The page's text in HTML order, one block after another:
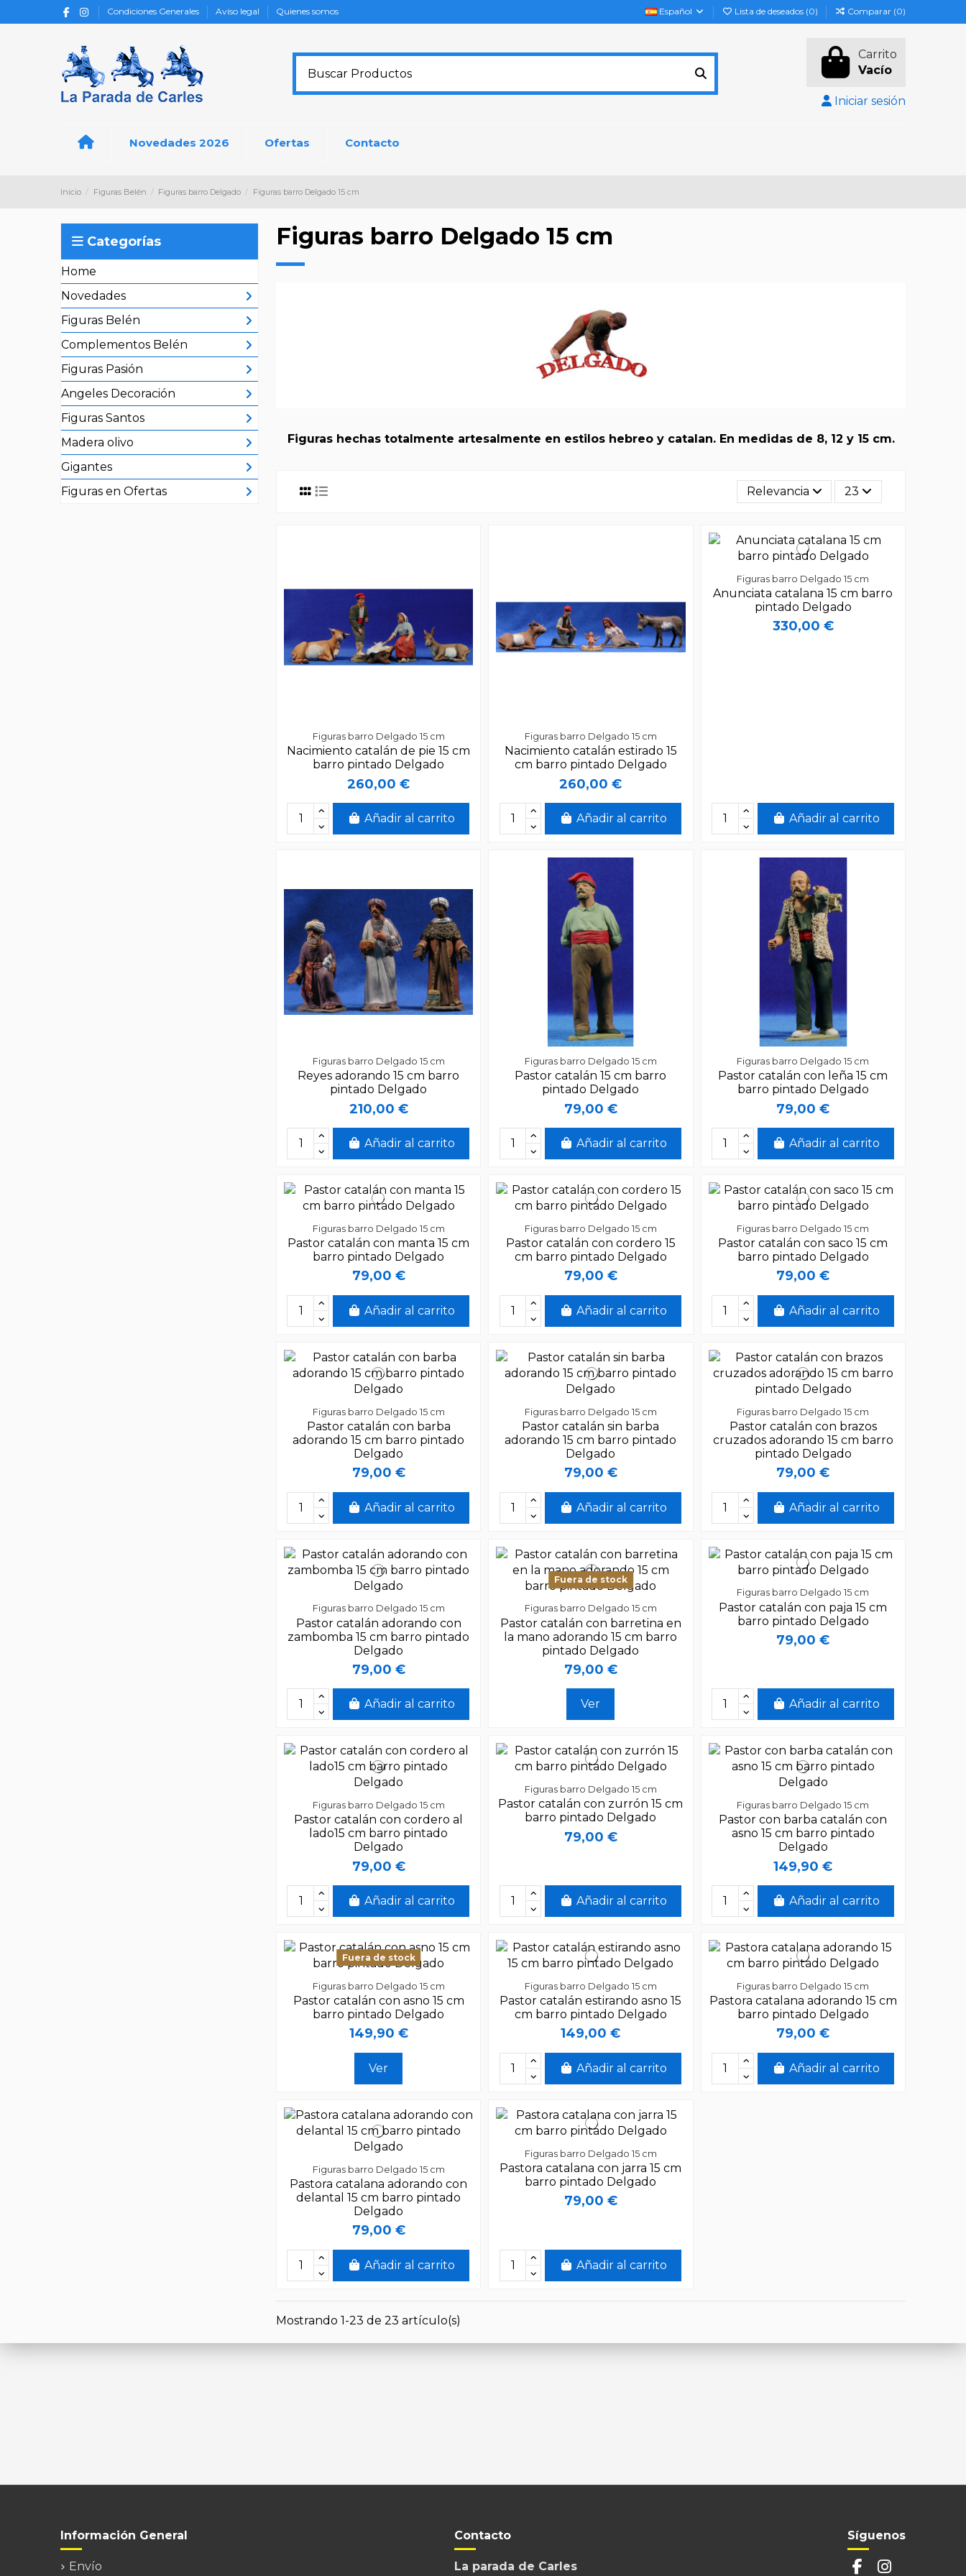
Condiciones Generales Aviso legal Quienes somos Español Lista de deseados (0) Comparar (0)
Carrito
Vacío
Iniciar sesión
Novedades 2026 Ofertas Contacto
Inicio Figuras Belén Figuras barro Delgado Figuras barro Delgado 15 cm
Figuras barro Delgado 15 cm
Figuras hechas totalmente artesalmente en estilos hebreo y catalan. En medidas de 8, 12 y 15 cm.
Relevancia 23
Figuras barro Delgado 15 cm
Nacimiento catalán de pie 15 cm
barro pintado Delgado
260,00 €
Añadir al carrito
Figuras barro Delgado 15 cm
Nacimiento catalán estirado 15
cm barro pintado Delgado
260,00 €
Añadir al carrito
Figuras barro Delgado 15 cm
Anunciata catalana 15 cm barro
pintado Delgado
330,00 €
Añadir al carrito
Figuras barro Delgado 15 cm
Reyes adorando 15 cm barro
pintado Delgado
210,00 €
Añadir al carrito
Figuras barro Delgado 15 cm
Pastor catalán 15 cm barro
pintado Delgado
79,00 €
Añadir al carrito
Figuras barro Delgado 15 cm
Pastor catalán con leña 15 cm
barro pintado Delgado
79,00 €
Añadir al carrito
Figuras barro Delgado 15 cm
Pastor catalán con manta 15 cm
barro pintado Delgado
79,00 €
Añadir al carrito
Figuras barro Delgado 15 cm
Pastor catalán con cordero 15
cm barro pintado Delgado
79,00 €
Añadir al carrito
Figuras barro Delgado 15 cm
Pastor catalán con saco 15 cm
barro pintado Delgado
79,00 €
Añadir al carrito
Figuras barro Delgado 15 cm
Pastor catalán con barba
adorando 15 cm barro pintado
Delgado
79,00 €
Añadir al carrito
Figuras barro Delgado 15 cm
Pastor catalán sin barba
adorando 15 cm barro pintado
Delgado
79,00 €
Añadir al carrito
Figuras barro Delgado 15 cm
Pastor catalán con brazos
cruzados adorando 15 cm barro
pintado Delgado
79,00 €
Añadir al carrito
Figuras barro Delgado 15 cm
Pastor catalán adorando con
zambomba 15 cm barro pintado
Delgado
79,00 €
Añadir al carrito
Fuera de stock
Figuras barro Delgado 15 cm
Pastor catalán con barretina en
la mano adorando 15 cm barro
pintado Delgado
79,00 €
Ver
Figuras barro Delgado 15 cm
Pastor catalán con paja 15 cm
barro pintado Delgado
79,00 €
Añadir al carrito
Figuras barro Delgado 15 cm
Pastor catalán con cordero al
lado15 cm barro pintado
Delgado
79,00 €
Añadir al carrito
Figuras barro Delgado 15 cm
Pastor catalán con zurrón 15 cm
barro pintado Delgado
79,00 €
Añadir al carrito
Figuras barro Delgado 15 cm
Pastor con barba catalán con
asno 15 cm barro pintado
Delgado
149,90 €
Añadir al carrito
Fuera de stock
Figuras barro Delgado 15 cm
Pastor catalán con asno 15 cm
barro pintado Delgado
149,90 €
Ver
Figuras barro Delgado 15 cm
Pastor catalán estirando asno 15
cm barro pintado Delgado
149,00 €
Añadir al carrito
Figuras barro Delgado 15 cm
Pastora catalana adorando 15 cm
barro pintado Delgado
79,00 €
Añadir al carrito
Figuras barro Delgado 15 cm
Pastora catalana adorando con
delantal 15 cm barro pintado
Delgado
79,00 €
Añadir al carrito
Figuras barro Delgado 15 cm
Pastora catalana con jarra 15 cm
barro pintado Delgado
79,00 €
Añadir al carrito
Mostrando 1-23 de 23 artículo(s)
Categorías
Home
Novedades
Figuras Belén
Complementos Belén
Figuras Pasión
Angeles Decoración
Figuras Santos
Madera olivo
Gigantes
Figuras en Ofertas
Información General
Envío
Contacto
La parada de Carles
Síguenos